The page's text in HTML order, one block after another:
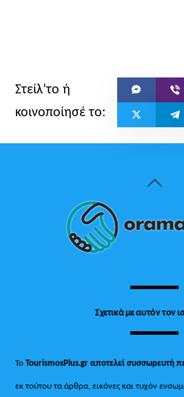
Back
Top
Σχετικά με αυτόν τον
ΤοTourismosPlus.gr αποτελεί συσσωρευτή
εκ τούτου τα άρθρα, εικόνες και τυχόν